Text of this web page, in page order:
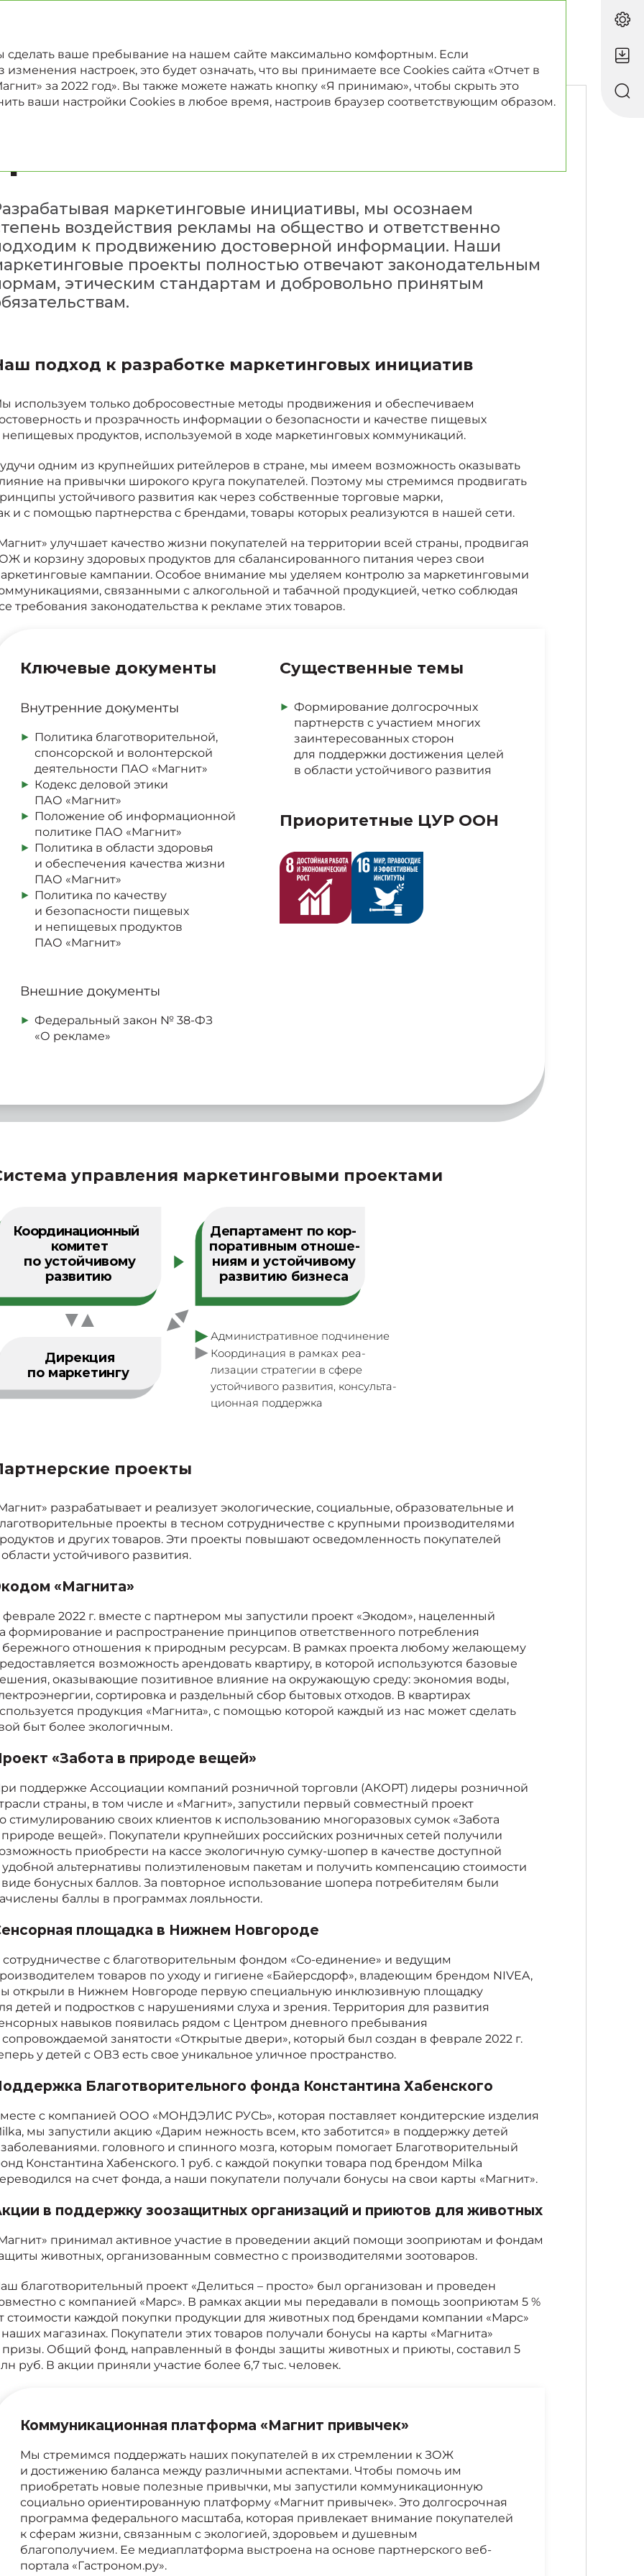
маркетинговые
маркетинговые инициативы, мы осознаем
воздействия рекламы на общество и ответственно
к продвижению достоверной информации. Наши
проекты полностью отвечают законодательным
этическим стандартам и добровольно принятым
подход к разработке маркетинговых инициатив
используем только добросовестные методы продвижения и обеспечиваем
и прозрачность информации о безопасности и качестве пищевых
непищевых продуктов, используемой в ходе маркетинговых коммуникаций.
одним из крупнейших ритейлеров в стране, мы имеем возможность оказывать
на привычки широкого круга покупателей. Поэтому мы стремимся продвигать
устойчивого развития как через собственные торговые марки,
и с помощью партнерства с брендами, товары которых реализуются в нашей сети.
улучшает качество жизни покупателей на территории всей страны, продвигая
и корзину здоровых продуктов для сбалансированного питания через свои
кампании. Особое внимание мы уделяем контролю за маркетинговыми
связанными с алкогольной и табачной продукцией, четко соблюдая
требования законодательства к рекламе этих товаров.
Ключевые документы
Внутренние документы
Политика благотворительной,
спонсорской и волонтерской
деятельности ПАО «Магнит»
Кодекс деловой этики
ПАО «Магнит»
Положение об информационной
политике ПАО «Магнит»
Политика в области здоровья
и обеспечения качества жизни
ПАО «Магнит»
Политика по качеству
и безопасности пищевых
и непищевых продуктов
ПАО «Магнит»
Внешние документы
Федеральный закон №38-ФЗ
«О рекламе»
Существенные темы
Формирование долгосрочных
партнерств с участием многих
заинтересованных сторон
для поддержки достижения целей
в области устойчивого развития
Приоритетные ЦУР ООН
управления маркетинговыми проектами
Административное подчинение
Координация в рамках реа-
лизации стратегии в сфере
устойчивого развития, консульта-
ционная поддержка
Департамент по кор-
поративным отноше-
ниям и устойчивому
развитию бизнеса
Координационный
комитет
по устойчивому
развитию
Дирекция
по маркетингу
проекты
разрабатывает и реализует экологические, социальные, образовательные и
проекты в тесном сотрудничестве с крупными производителями
и других товаров. Эти проекты повышают осведомленность покупателей
области устойчивого развития.
«Магнита»
феврале 2022 г. вместе с партнером мы запустили проект «Экодом», нацеленный
формирование и распространение принципов ответственного потребления
бережного отношения к природным ресурсам. В рамках проекта любому желающему
возможность арендовать квартиру, в которой используются базовые
оказывающие позитивное влияние на окружающую среду: экономия воды,
сортировка и раздельный сбор бытовых отходов. В квартирах
продукция «Магнита», с помощью которой каждый из нас может сделать
быт более экологичным.
«Забота в природе вещей»
поддержке Ассоциации компаний розничной торговли (АКОРТ) лидеры розничной
страны, в том числе и «Магнит», запустили первый совместный проект
стимулированию своих клиентов к использованию многоразовых сумок «Забота
природе вещей». Покупатели крупнейших российских розничных сетей получили
приобрести на кассе экологичную сумку-шопер в качестве доступной
удобной альтернативы полиэтиленовым пакетам и получить компенсацию стоимости
виде бонусных баллов. За повторное использование шопера потребителям были
баллы в программах лояльности.
площадка в Нижнем Новгороде
сотрудничестве с благотворительным фондом «Со-единение» и ведущим
товаров по уходу и гигиене «Байерсдорф», владеющим брендом NIVEA,
открыли в Нижнем Новгороде первую специальную инклюзивную площадку
детей и подростков с нарушениями слуха и зрения. Территория для развития
навыков появилась рядом с Центром дневного пребывания
сопровождаемой занятости «Открытые двери», который был создан в феврале 2022 г.
у детей с ОВЗ есть свое уникальное уличное пространство.
Благотворительного фонда Константина Хабенского
с компанией ООО «МОНДЭЛИС РУСЬ», которая поставляет кондитерские изделия
мы запустили акцию «Дарим нежность всем, кто заботится» в поддержку детей
головного и спинного мозга, которым помогает Благотворительный
Константина Хабенского. 1 руб. с каждой покупки товара под брендом Milka
на счет фонда, а наши покупатели получали бонусы на свои карты «Магнит».
в поддержку зоозащитных организаций и приютов для животных
принимал активное участие в проведении акций помощи зооприютам и фондам
животных, организованным совместно с производителями зоотоваров.
благотворительный проект «Делиться – просто» был организован и проведен
с компанией «Марс». В рамках акции мы передавали в помощь зооприютам 5 %
стоимости каждой покупки продукции для животных под брендами компании «Марс»
наших магазинах. Покупатели этих товаров получали бонусы на карты «Магнита»
призы. Общий фонд, направленный в фонды защиты животных и приюты, составил 5
руб. В акции приняли участие более 6,7 тыс. человек.
Коммуникационная платформа «Магнит привычек»
Мы стремимся поддержать наших покупателей в их стремлении к ЗОЖ
и достижению баланса между различными аспектами. Чтобы помочь им
приобретать новые полезные привычки, мы запустили коммуникационную
социально ориентированную платформу «Магнит привычек». Это долгосрочная
программа федерального масштаба, которая привлекает внимание покупателей
к сферам жизни, связанным с экологией, здоровьем и душевным
благополучием. Ее медиаплатформа выстроена на основе партнерского веб-
портала «Гастроном.ру».
сделать ваше пребывание на нашем сайте максимально комфортным. Если
настроек, это будет означать, что вы принимаете все Cookies сайта «Отчет в
за 2022 год». Вы также можете нажать кнопку «Я принимаю», чтобы скрыть это
ваши настройки Cookies в любое время, настроив браузер соответствующим образом.